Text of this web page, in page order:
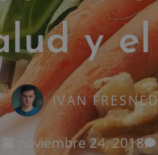
y
IVAN
noviembre 24, 2018